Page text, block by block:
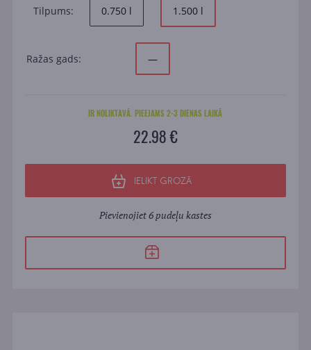
Tilpums: 0.750 l 1.500 l
Ražas gads: —
IR NOLIKTAVĀ. PIEEJAMS 2-3 DIENAS LAIKĀ
22.98 €
IELIKT GROZĀ
Pievienojiet 6 pudeļu kastes